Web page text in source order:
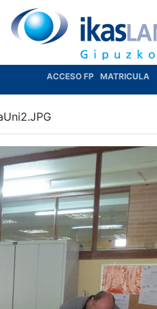
ACCESO FP MATRICULA